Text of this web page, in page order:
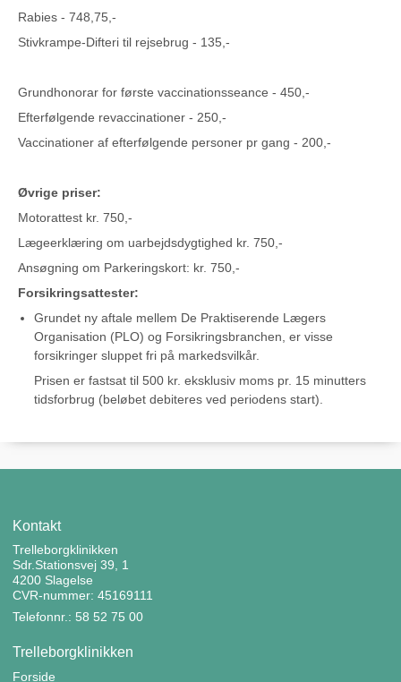
Rabies - 748,75,-
Stivkrampe-Difteri til rejsebrug - 135,-
Grundhonorar for første vaccinationsseance - 450,-
Efterfølgende revaccinationer - 250,-
Vaccinationer af efterfølgende personer pr gang - 200,-
Øvrige priser:
Motorattest kr. 750,-
Lægeerklæring om uarbejdsdygtighed kr. 750,-
Ansøgning om Parkeringskort: kr. 750,-
Forsikringsattester:
Grundet ny aftale mellem De Praktiserende Lægers
Organisation (PLO) og Forsikringsbranchen, er visse
forsikringer sluppet fri på markedsvilkår.
Prisen er fastsat til 500 kr. eksklusiv moms pr. 15 minutters
tidsforbrug (beløbet debiteres ved periodens start).
Kontakt
Trelleborgklinikken
Sdr.Stationsvej 39, 1
4200 Slagelse
CVR-nummer: 45169111
Telefonnr.: 58 52 75 00
Trelleborgklinikken
Forside